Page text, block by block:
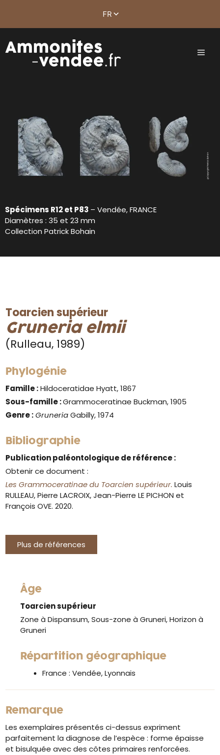
Spécimens R12 et P83 – Vendée, FRANCE
Diamètres : 35 et 23 mm
Collection Patrick Bohain
Toarcien supérieur
Gruneria elmii
(Rulleau, 1989)
Phylogénie
Famille :Hildoceratidae Hyatt, 1867
Sous-famille :Grammoceratinae Buckman, 1905
Genre : GruneriaGabilly, 1974
Bibliographie
Publication paléontologique de référence :
Obtenir ce document :
Les Grammoceratinae du Toarcien supérieur. Louis
RULLEAU, Pierre LACROIX, Jean-Pierre LE PICHON et
François OVE. 2020.
Plus de références
Âge
Toarcien supérieur
Zone à Dispansum, Sous-zone à Gruneri, Horizon à
Gruneri
Répartition géographique
France : Vendée, Lyonnais
Remarque
Les exemplaires présentés ci-dessus expriment
parfaitement la diagnose de l’espèce : forme épaisse
et bisulquée avec des côtes primaires renforcées.